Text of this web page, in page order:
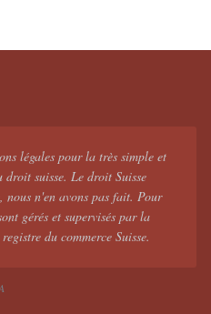
légales pour la très simple et
suisse. Le droit Suisse
n'en avons pas fait. Pour
gérés et supervisés par la
du commerce Suisse.